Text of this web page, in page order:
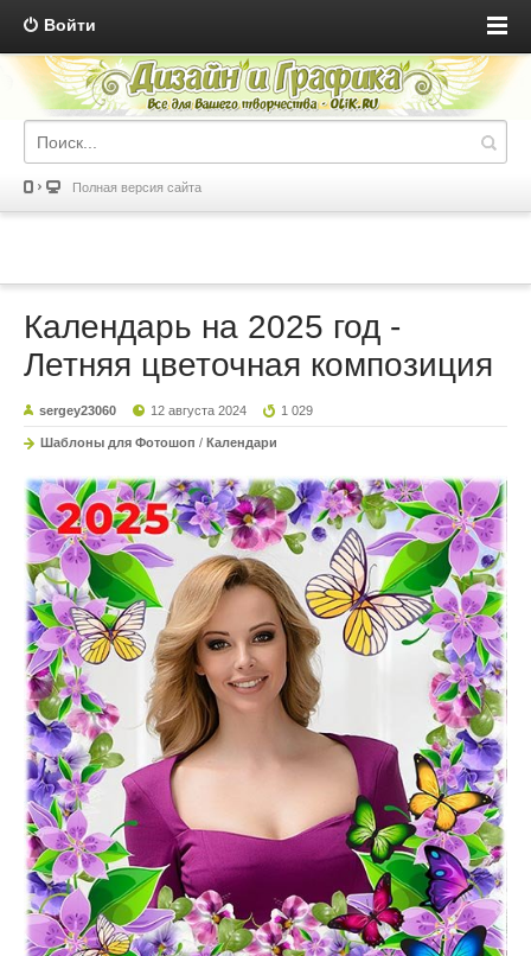
Войти
Полная версия сайта
Календарь на 2025 год -
Летняя цветочная композиция
sergey23060 12 августа 2024 1 029
Шаблоны для Фотошоп / Календари